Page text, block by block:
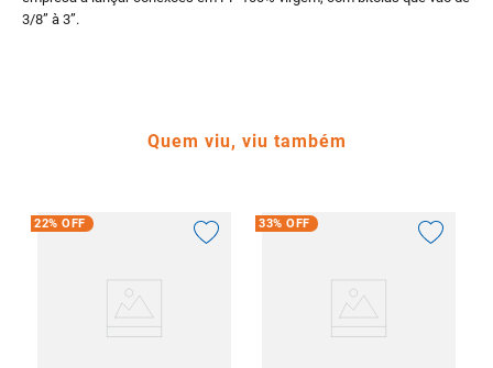
3/8” à 3”.
Quem viu, viu também
22% OFF 33% OFF